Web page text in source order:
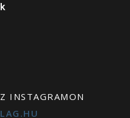
INSTAGRAMON